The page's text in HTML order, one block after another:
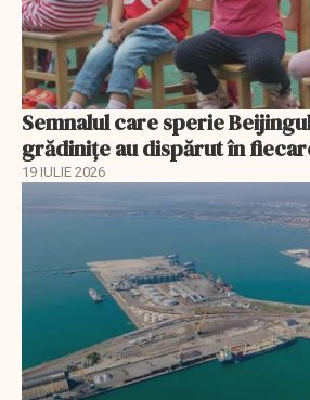
Semnalul care sperie
grădinițe au dispărut în
19 IULIE 2026